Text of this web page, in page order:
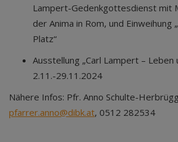
Lampert-Gedenkgottesdienst mit
der Anima in Rom, und Einweihung
Platz“
Ausstellung „Carl Lampert – Leben
2.11.-29.11.2024
Nähere Infos: Pfr. Anno Schulte-
pfarrer.anno@dibk.at, 0512 282534